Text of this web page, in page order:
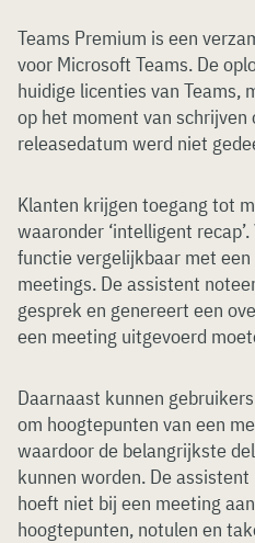
Teams Premium is een
voor Microsoft Teams. De
huidige licenties van Teams,
op het moment van schrijven
releasedatum werd niet
Klanten krijgen toegang tot
waaronder ‘intelligent
functie vergelijkbaar met
meetings. De assistent
gesprek en genereert een
een meeting uitgevoerd
Daarnaast kunnen
om hoogtepunten van een
waardoor de belangrijkste
kunnen worden. De
hoeft niet bij een meeting
hoogtepunten, notulen en